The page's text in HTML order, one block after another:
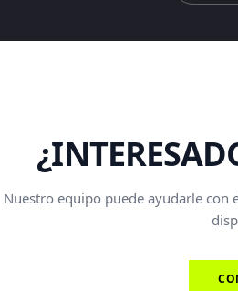
Nuestro equipo puede ayudarle con